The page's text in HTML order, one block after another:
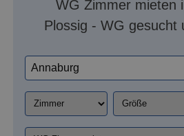
WG Zimmer mieten
Plossig - WG gesucht